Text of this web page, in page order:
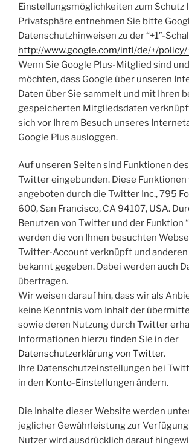
Einstellungsmöglichkeiten zum Schutz
Privatsphäre entnehmen Sie bitte
Datenschutzhinweisen zu der “+1″-
http://www.google.com/intl/de/+/
Wenn Sie Google Plus-Mitglied sind
möchten, dass Google über unseren
Daten über Sie sammelt und mit Ihren
gespeicherten Mitgliedsdaten
sich vor Ihrem Besuch unseres
Google Plus ausloggen.
Auf unseren Seiten sind Funktionen
Twitter eingebunden. Diese Funktionen
angeboten durch die Twitter Inc., 795
600, San Francisco, CA 94107, USA.
Benutzen von Twitter und der Funktion
werden die von Ihnen besuchten
Twitter-Account verknüpft und anderen
bekannt gegeben. Dabei werden auch
übertragen.
Wir weisen darauf hin, dass wir als
keine Kenntnis vom Inhalt der
sowie deren Nutzung durch Twitter
Informationen hierzu finden Sie in der
Datenschutzerklärung von Twitter.
Ihre Datenschutzeinstellungen bei
in den Konto-Einstellungen ändern.
Die Inhalte dieser Website werden
jeglicher Gewährleistung zur
Nutzer wird ausdrücklich darauf